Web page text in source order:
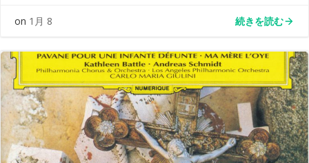
on 1月 8 続きを読む